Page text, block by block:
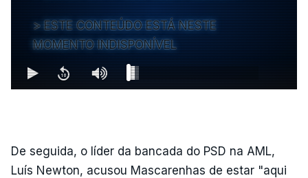
ESTE CONTEÚDO ESTÁ NESTE
MOMENTO INDISPONÍVEL
De seguida, o líder da bancada do PSD na AML,
Luís Newton, acusou Mascarenhas de estar "aqui